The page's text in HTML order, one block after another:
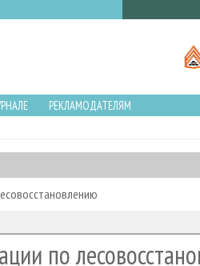
РЕКЛАМОДАТЕЛЯМ
по